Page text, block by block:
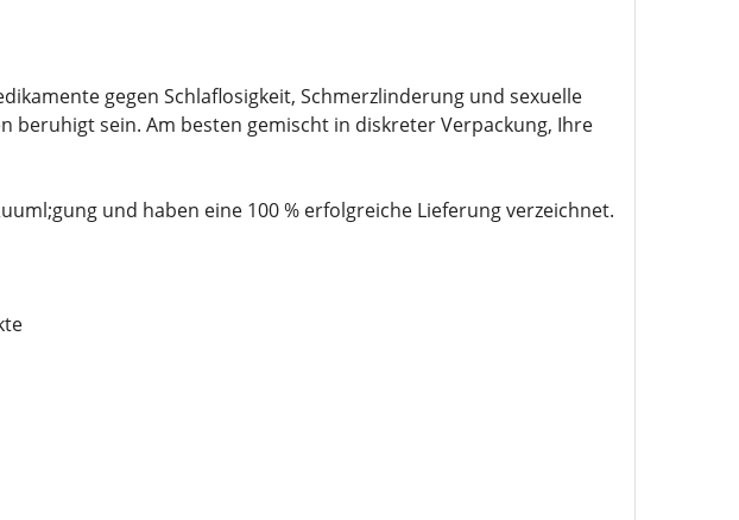
gegen Schlaflosigkeit, Schmerzlinderung und sexuelle
beruhigt sein. Am besten gemischt in diskreter Verpackung, Ihre
und haben eine 100 % erfolgreiche Lieferung verzeichnet.